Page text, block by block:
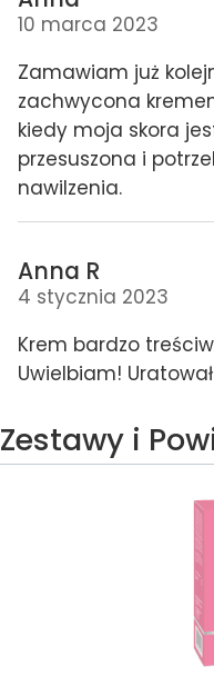
10 marca 2023
Zamawiam już
zachwycona
kiedy moja skora
przesuszona i
nawilzenia.
Anna R
4 stycznia 2023
Krem bardzo
Uwielbiam!
Zestawy i